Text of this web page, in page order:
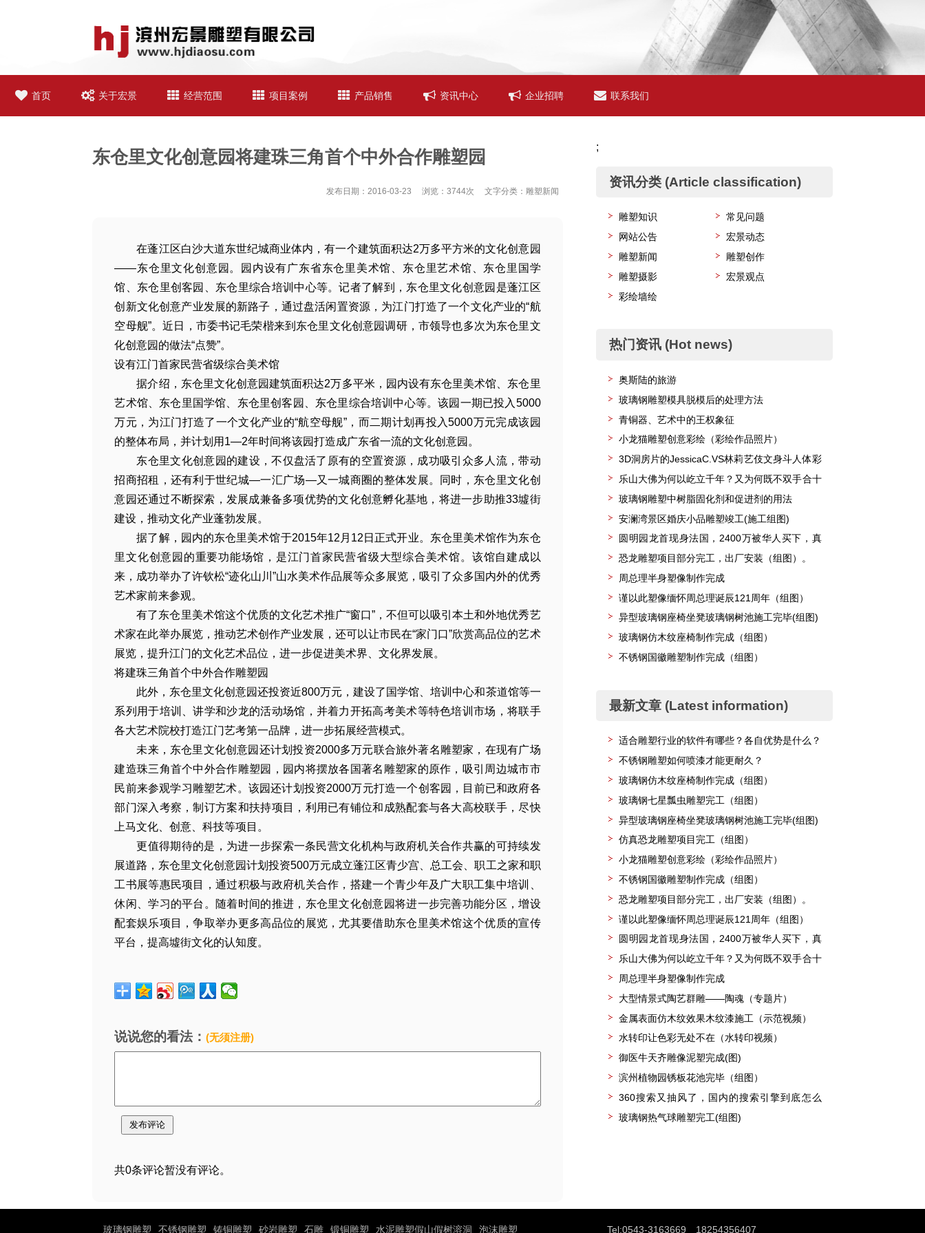
首页 关于宏景 经营范围 项目案例 产品销售 资讯中心 企业招聘 联系我们
东仓里文化创意园将建珠三角首个中外合作雕塑园
发布日期：2016-03-23 浏览：3744次 文字分类：雕塑新闻
在蓬江区白沙大道东世纪城商业体内，有一个建筑面积达2万多平方米的文化创意园
——东仓里文化创意园。园内设有广东省东仓里美术馆、东仓里艺术馆、东仓里国学
馆、东仓里创客园、东仓里综合培训中心等。记者了解到，东仓里文化创意园是蓬江区
创新文化创意产业发展的新路子，通过盘活闲置资源，为江门打造了一个文化产业的“航
空母舰”。近日，市委书记毛荣楷来到东仓里文化创意园调研，市领导也多次为东仓里文
化创意园的做法“点赞”。
设有江门首家民营省级综合美术馆
据介绍，东仓里文化创意园建筑面积达2万多平米，园内设有东仓里美术馆、东仓里
艺术馆、东仓里国学馆、东仓里创客园、东仓里综合培训中心等。该园一期已投入5000
万元，为江门打造了一个文化产业的“航空母舰”，而二期计划再投入5000万元完成该园
的整体布局，并计划用1—2年时间将该园打造成广东省一流的文化创意园。
东仓里文化创意园的建设，不仅盘活了原有的空置资源，成功吸引众多人流，带动
招商招租，还有利于世纪城—一汇广场—又一城商圈的整体发展。同时，东仓里文化创
意园还通过不断探索，发展成兼备多项优势的文化创意孵化基地，将进一步助推33墟街
建设，推动文化产业蓬勃发展。
据了解，园内的东仓里美术馆于2015年12月12日正式开业。东仓里美术馆作为东仓
里文化创意园的重要功能场馆，是江门首家民营省级大型综合美术馆。该馆自建成以
来，成功举办了许钦松“迹化山川”山水美术作品展等众多展览，吸引了众多国内外的优秀
艺术家前来参观。
有了东仓里美术馆这个优质的文化艺术推广“窗口”，不但可以吸引本土和外地优秀艺
术家在此举办展览，推动艺术创作产业发展，还可以让市民在“家门口”欣赏高品位的艺术
展览，提升江门的文化艺术品位，进一步促进美术界、文化界发展。
将建珠三角首个中外合作雕塑园
此外，东仓里文化创意园还投资近800万元，建设了国学馆、培训中心和茶道馆等一
系列用于培训、讲学和沙龙的活动场馆，并着力开拓高考美术等特色培训市场，将联手
各大艺术院校打造江门艺考第一品牌，进一步拓展经营模式。
未来，东仓里文化创意园还计划投资2000多万元联合旅外著名雕塑家，在现有广场
建造珠三角首个中外合作雕塑园，园内将摆放各国著名雕塑家的原作，吸引周边城市市
民前来参观学习雕塑艺术。该园还计划投资2000万元打造一个创客园，目前已和政府各
部门深入考察，制订方案和扶持项目，利用已有铺位和成熟配套与各大高校联手，尽快
上马文化、创意、科技等项目。
更值得期待的是，为进一步探索一条民营文化机构与政府机关合作共赢的可持续发
展道路，东仓里文化创意园计划投资500万元成立蓬江区青少宫、总工会、职工之家和职
工书展等惠民项目，通过积极与政府机关合作，搭建一个青少年及广大职工集中培训、
休闲、学习的平台。随着时间的推进，东仓里文化创意园将进一步完善功能分区，增设
配套娱乐项目，争取举办更多高品位的展览，尤其要借助东仓里美术馆这个优质的宣传
平台，提高墟街文化的认知度。
说说您的看法：(无须注册)
共0条评论暂没有评论。
;
资讯分类 (Article classification)
雕塑知识
常见问题
网站公告
宏景动态
雕塑新闻
雕塑创作
雕塑摄影
宏景观点
彩绘墙绘
热门资讯 (Hot news)
奥斯陆的旅游
玻璃钢雕塑模具脱模后的处理方法
青铜器、艺术中的王权象征
小龙猫雕塑创意彩绘（彩绘作品照片）
3D洞房片的JessicaC.VS林莉艺伎文身斗人体彩
绘
乐山大佛为何以屹立千年？又为何既不双手合十
也不打坐呢？
玻璃钢雕塑中树脂固化剂和促进剂的用法
安澜湾景区婚庆小品雕塑竣工(施工组图)
圆明园龙首现身法国，2400万被华人买下，真
假难辨。
恐龙雕塑项目部分完工，出厂安装（组图）。
周总理半身塑像制作完成
谨以此塑像缅怀周总理诞辰121周年（组图）
异型玻璃钢座椅坐凳玻璃钢树池施工完毕(组图)
玻璃钢仿木纹座椅制作完成（组图）
不锈钢国徽雕塑制作完成（组图）
最新文章 (Latest information)
适合雕塑行业的软件有哪些？各自优势是什么？
不锈钢雕塑如何喷漆才能更耐久？
玻璃钢仿木纹座椅制作完成（组图）
玻璃钢七星瓢虫雕塑完工（组图）
异型玻璃钢座椅坐凳玻璃钢树池施工完毕(组图)
仿真恐龙雕塑项目完工（组图）
小龙猫雕塑创意彩绘（彩绘作品照片）
不锈钢国徽雕塑制作完成（组图）
恐龙雕塑项目部分完工，出厂安装（组图）。
谨以此塑像缅怀周总理诞辰121周年（组图）
圆明园龙首现身法国，2400万被华人买下，真
假难辨。
乐山大佛为何以屹立千年？又为何既不双手合十
也不打坐呢？
周总理半身塑像制作完成
大型情景式陶艺群雕——陶魂（专题片）
金属表面仿木纹效果木纹漆施工（示范视频）
水转印让色彩无处不在（水转印视频）
御医牛天齐雕像泥塑完成(图)
滨州植物园锈板花池完毕（组图）
360搜索又抽风了，国内的搜索引擎到底怎么
了？玻璃钢热气球雕塑完工(组图)
玻璃钢雕塑 不锈钢雕塑 铸铜雕塑 砂岩雕塑 石雕 锻铜雕塑 水泥雕塑假山假树溶洞 泡沫雕塑 Tel:0543-3163669 18254356407